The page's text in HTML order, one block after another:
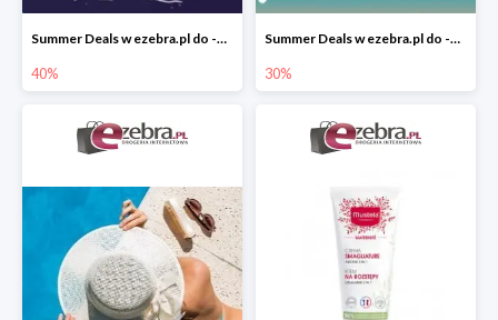
Summer Deals w ezebra.pl do -40%
40%
Summer Deals w ezebra.pl do -30%
30%